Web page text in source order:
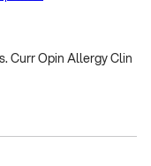
Curr Opin Allergy Clin